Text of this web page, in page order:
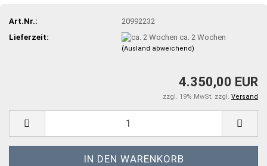
Art.Nr.:
20992232
Lieferzeit:
ca. 2 Wochen
(Ausland abweichend)
4.350,00 EUR
zzgl. 19% MwSt. zzgl. Versand